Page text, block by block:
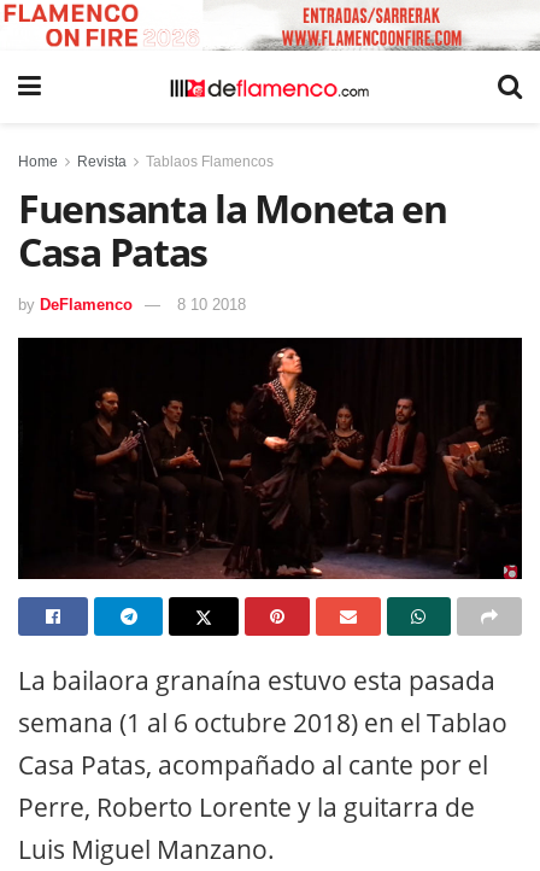
Home Revista Tablaos Flamencos
Fuensanta la Moneta en
Casa Patas
by DeFlamenco 8 10 2018
La bailaora granaína estuvo esta pasada
semana (1 al 6 octubre 2018) en el Tablao
Casa Patas, acompañado al cante por el
Perre, Roberto Lorente y la guitarra de
Luis Miguel Manzano.